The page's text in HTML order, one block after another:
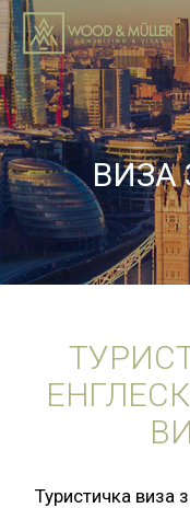
ВИЗА
Туристичка виза